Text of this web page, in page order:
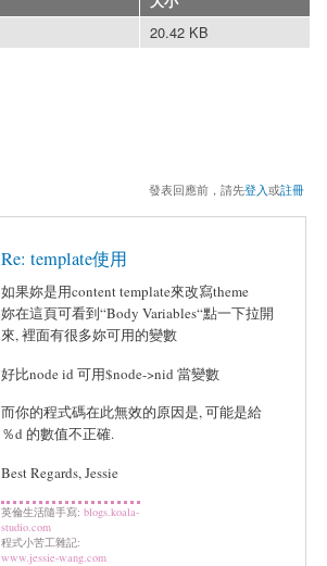
20.42 KB
發表回應前，請先登入或註冊
Re: template使用
如果妳是用content template來改寫theme
妳在這頁可看到“Body Variables“點一下拉開
來, 裡面有很多妳可用的變數
好比node id 可用$node->nid 當變數
而你的程式碼在此無效的原因是, 可能是給
％d 的數值不正確.
Best Regards, Jessie
英倫生活隨手寫: blogs.koala-
studio.com
程式小苦工雜記:
www.jessie-wang.com